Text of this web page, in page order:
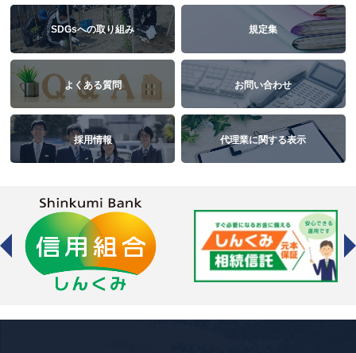
SDGsへの取り組み 規定集
よくある質問 お問い合わせ
採用情報 代理業に関する表示